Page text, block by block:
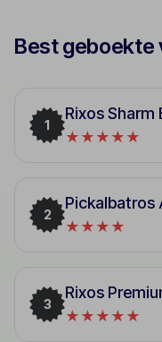
Best geboekte
1
Rixos Sharm
★★★★★
2
★★★★
3
Rixos
★★★★★